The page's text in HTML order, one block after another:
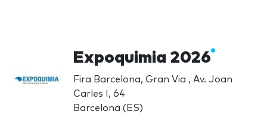
Expoquimia 2026
Fira Barcelona, Gran Via , Av. Joan
Carles I, 64
Barcelona (ES)